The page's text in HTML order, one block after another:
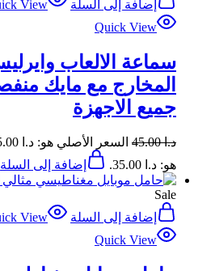
إضافة إلى السلة
View
Quick View
سماعة الالعاب
المخارج مع مايك
جميع الاجهزة
د.ا45.00 السعر الأصلي هو: د.ا 45.00.
هو: د.ا 35.00.
إضافة إلى السلة
Sale
إضافة إلى السلة
View
Quick View